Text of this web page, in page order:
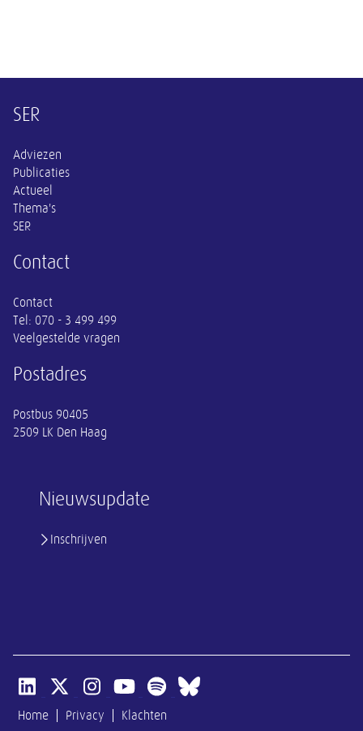
Overige informatie
Nieuwsupdate
Inschrijven
SER
Adviezen
Publicaties
Actueel
Thema's
SER
Contact
Contact
Tel: 070 - 3 499 499
Veelgestelde vragen
Postadres
Postbus 90405
2509 LK Den Haag
Open linkedin van SER
Open x-twitter van SER
Open instagram van SER
Open youtube van SER
Open spotify van SER
Open bluesky van SER
Home Privacy Klachten